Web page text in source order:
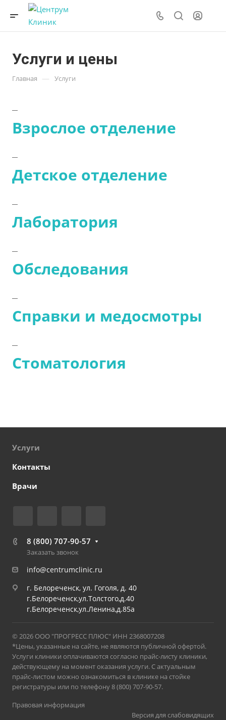
Услуги и цены
Главная — Услуги
Взрослое отделение
Детское отделение
Лаборатория
Обследования
Справки и медосмотры
Стоматология
Услуги
Контакты
Врачи
8 (800) 707-90-57
Заказать звонок
info@centrumclinic.ru
г. Белореченск, ул. Гоголя, д. 40
г.Белореченск,ул.Толстого,д.40
г.Белореченск,ул.Ленина,д.85а
© 2026 ООО "ПРОГРЕСС ПЛЮС" ИНН 2368007208
*Цены, указанные на сайте, не являются публичной офертой.
Услуги клиники оплачиваются согласно прайс-листу клиники,
действующему на момент оказания услуги. С актуальным
прайс-листом можно ознакомиться в клинике на стойке
регистратуры или по телефону 8 (800) 707-90-57.
Правовая информация
Версия для слабовидящих